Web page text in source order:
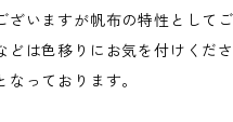
ざいますが帆布の特性として
どは色移りにお気を付けくださ
なっております。